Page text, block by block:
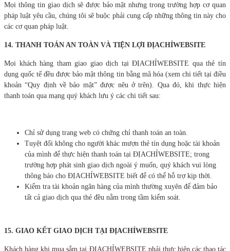
Mọi thông tin giao dịch sẽ được bảo mật nhưng trong trường hợp cơ quan
pháp luật yêu cầu, chúng tôi sẽ buộc phải cung cấp những thông tin này cho
các cơ quan pháp luật.
14. THANH TOÁN AN TOÀN VÀ TIỆN LỢI ĐỊACHỈWEBSITE
Mọi khách hàng tham giao giao dịch tại ĐỊACHỈWEBSITE qua thẻ tín
dụng quốc tế đều được bảo mật thông tin bằng mã hóa (xem chi tiết tại điều
khoản “Quy định về bảo mật” được nêu ở trên). Qua đó, khi thực hiện
thanh toán qua mạng quý khách lưu ý các chi tiết sau:
Chỉ sử dụng trang web có chứng chỉ thanh toán an toàn.
Tuyệt đối không cho người khác mượn thẻ tín dụng hoặc tài khoản
của mình để thực hiện thanh toán tại ĐỊACHỈWEBSITE; trong
trường hợp phát sinh giao dịch ngoài ý muốn, quý khách vui lòng
thông báo cho ĐỊACHỈWEBSITE biết để có thể hỗ trợ kịp thời.
Kiểm tra tài khoản ngân hàng của mình thường xuyên để đảm bảo
tất cả giao dịch qua thẻ đều nằm trong tầm kiểm soát.
15. GIAO KẾT GIAO DỊCH TẠI ĐỊACHỈWEBSITE
Khách hàng khi mua sắm tại ĐỊACHỈWEBSITE phải thực hiện các thao tác